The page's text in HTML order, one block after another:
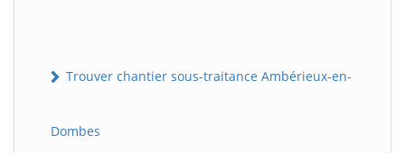
Trouver chantier sous-traitance Ambérieux-en-
Dombes